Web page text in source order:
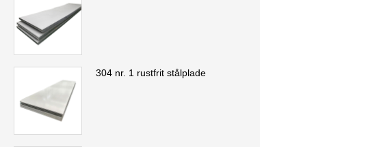
304 nr. 1 rustfrit stålplade